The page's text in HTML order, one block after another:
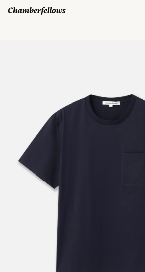
コレクション
店舗